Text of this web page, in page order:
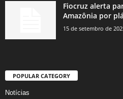
Fiocruz alerta
Amazônia por
15 de setembro de
POPULAR CATEGORY
Notícias